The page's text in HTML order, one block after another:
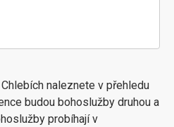
naleznete v přehledu
budou bohoslužby druhou a
probíhají v